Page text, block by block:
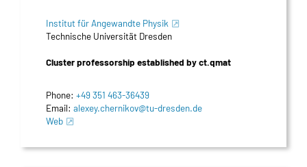
Institut für Angewandte Physik
Technische Universität Dresden
Cluster professorship established by ct.qmat
Phone: +49 351 463-36439
Email: alexey.chernikov@tu-dresden.de
Web